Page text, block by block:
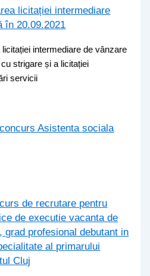
licitației intermediare
în 20.09.2021
intermediare de vânzare
strigare și a licitației
servicii
Asistenta sociala
de recrutare pentru
de executie vacanta de
profesional debutant in
al primarului
Cluj